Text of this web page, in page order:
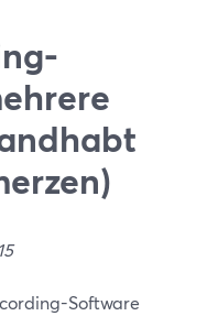
Software